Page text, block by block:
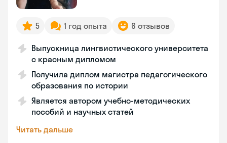
5 1 год опыта 6 отзывов
Выпускница лингвистического университета
с красным дипломом
Получила диплом магистра педагогического
образования по истории
Является автором учебно-методических
пособий и научных статей
Читать дальше